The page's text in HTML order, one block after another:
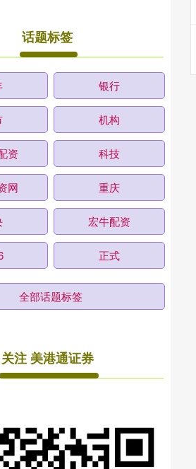
话题标签
银行
机构
资 科技
网 重庆
宏牛配资
正式
全部话题标签
关注 美港通证券